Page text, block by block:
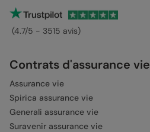
(4.7/5 - 3515 avis)
Contrats d'assurance vie
Assurance vie
Spirica assurance vie
Generali assurance vie
Suravenir assurance vie